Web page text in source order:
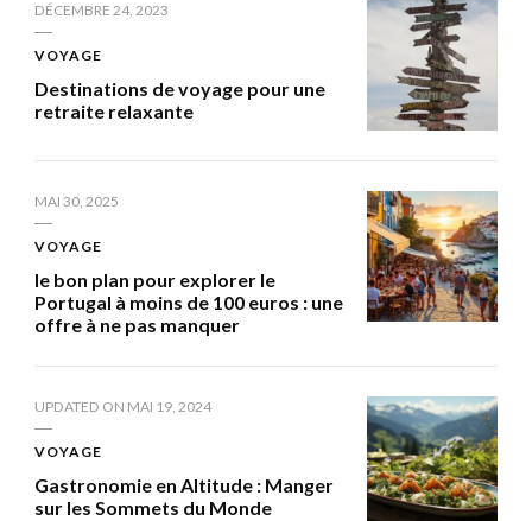
DÉCEMBRE 24, 2023
VOYAGE
Destinations de voyage pour une
retraite relaxante
MAI 30, 2025
VOYAGE
le bon plan pour explorer le
Portugal à moins de 100 euros : une
offre à ne pas manquer
UPDATED ON MAI 19, 2024
VOYAGE
Gastronomie en Altitude : Manger
sur les Sommets du Monde